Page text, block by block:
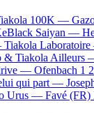
100K —
Saiyan —
Tiakola
& Tiakola Ailleurs
— Ofenbach 1
qui part —
Urus — Favé (FR)